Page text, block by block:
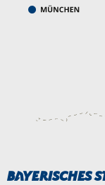
Bayerisches